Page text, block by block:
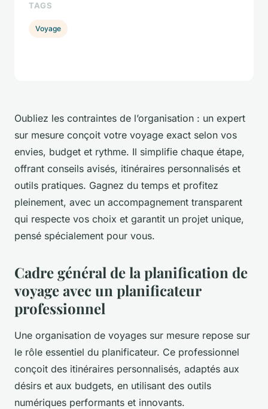
Oubliez les contraintes de l’organisation : un expert
sur mesure conçoit votre voyage exact selon vos
envies, budget et rythme. Il simplifie chaque étape,
offrant conseils avisés, itinéraires personnalisés et
outils pratiques. Gagnez du temps et profitez
pleinement, avec un accompagnement transparent
qui respecte vos choix et garantit un projet unique,
pensé spécialement pour vous.
Cadre général de la planification de
voyage avec un planificateur
professionnel
Une organisation de voyages sur mesure repose sur
le rôle essentiel du planificateur. Ce professionnel
conçoit des itinéraires personnalisés, adaptés aux
désirs et aux budgets, en utilisant des outils
numériques performants et innovants.
TAGS
Voyage